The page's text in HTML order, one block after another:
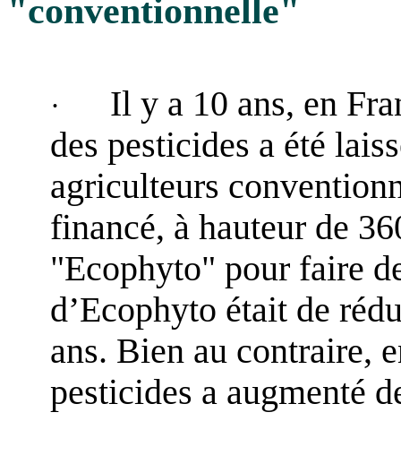
"conventionnelle"
·
Il y a 10 ans, en
des pesticides a été
agriculteurs
financé, à hauteur de
"Ecophyto" pour faire
d’Ecophyto était de
ans. Bien au contraire,
pesticides a augmenté